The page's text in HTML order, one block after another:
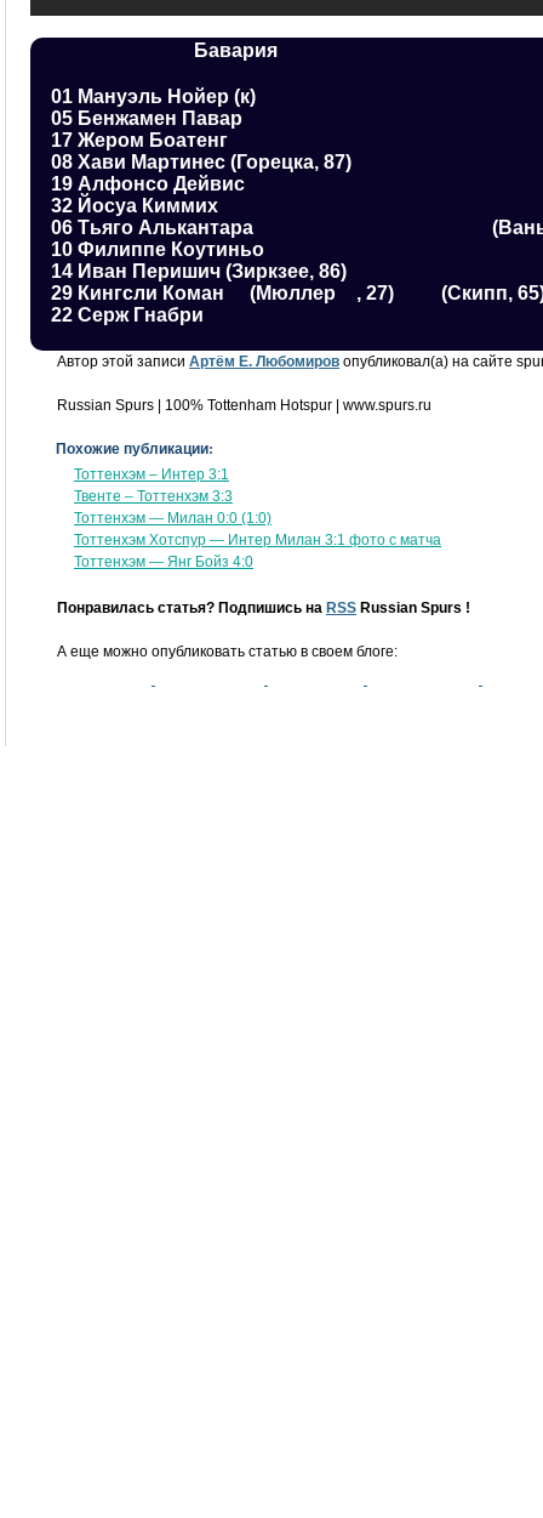
Бавария
01 Мануэль Нойер (к)
05 Бенжамен Павар
17 Жером Боатенг
08 Хави Мартинес (Горецка, 87)
19 Алфонсо Дейвис
32 Йосуа Киммих
06 Тьяго Алькантара
10 Филиппе Коутиньо
14 Иван Перишич (Зиркзее, 86)
29 Кингсли Коман
(Мюллер
, 27)
22 Серж Гнабри
(Скипп,
Автор этой записи Артём Е. Любомиров опубликовал(а) на сайте
Russian Spurs | 100% Tottenham Hotspur | www.spurs.ru
Похожие публикации:
Тоттенхэм – Интер 3:1
Твенте – Тоттенхэм 3:3
Тоттенхэм — Милан 0:0 (1:0)
Тоттенхэм Хотспур — Интер Милан 3:1 фото с матча
Тоттенхэм — Янг Бойз 4:0
Понравилась статья? Подпишись на RSS Russian Spurs !
А еще можно опубликовать статью в своем блоге: